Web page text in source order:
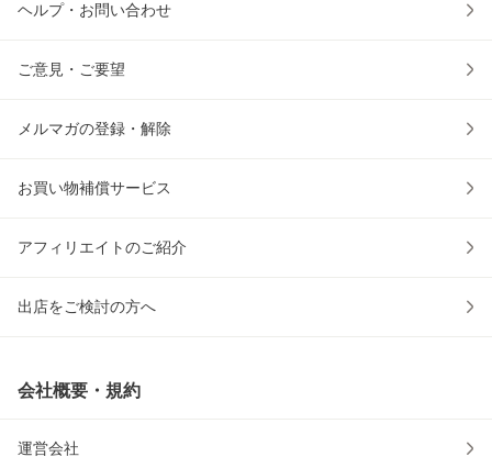
ヘルプ・お問い合わせ
ご意見・ご要望
メルマガの登録・解除
お買い物補償サービス
アフィリエイトのご紹介
出店をご検討の方へ
会社概要・規約
運営会社